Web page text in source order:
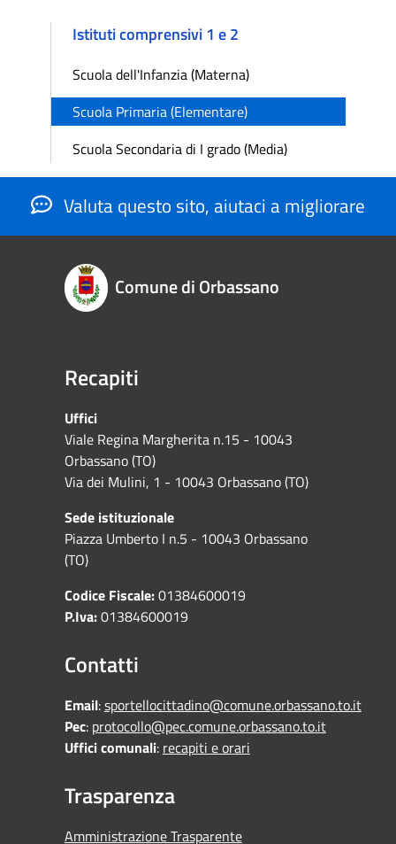
Istituti comprensivi 1 e 2
Scuola dell'Infanzia (Materna)
Scuola Primaria (Elementare)
Scuola Secondaria di I grado (Media)
Valuta questo sito, aiutaci a migliorare
Comune di Orbassano
Recapiti
Uffici
Viale Regina Margherita n.15 - 10043
Orbassano (TO)
Via dei Mulini, 1 - 10043 Orbassano (TO)
Sede istituzionale
Piazza Umberto I n.5 - 10043 Orbassano
(TO)
Codice Fiscale:01384600019
P.Iva:01384600019
Contatti
Email:sportellocittadino@comune.orbassano.to.it
Pec: protocollo@pec.comune.orbassano.to.it
Uffici comunali: recapiti e orari
Trasparenza
Amministrazione Trasparente